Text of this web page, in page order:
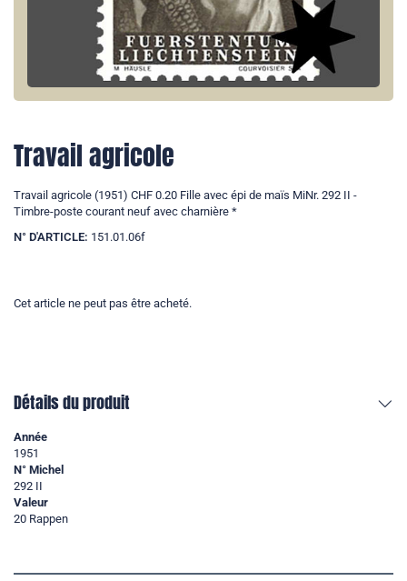
Travail agricole
Travail agricole (1951) CHF 0.20 Fille avec épi de maïs MiNr. 292 II -
Timbre-poste courant neuf avec charnière *
N° D'ARTICLE: 151.01.06f
Cet article ne peut pas être acheté.
Détails du produit
Année
1951
N° Michel
292 II
Valeur
20 Rappen